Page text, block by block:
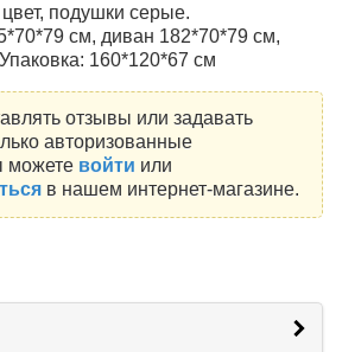
подушки серые.
см, диван 182*70*79 см,
160*120*67 см
отзывы или задавать
авторизованные
можете войти или
в нашем интернет-магазине.